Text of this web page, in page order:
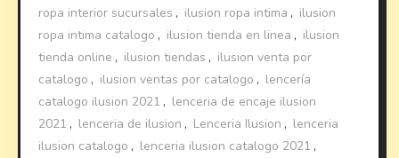
ropa interior sucursales , ilusion ropa intima , ilusion
ropa intima catalogo , ilusion tienda en linea , ilusion
tienda online , ilusion tiendas , ilusion venta por
catalogo , ilusion ventas por catalogo , lencería
catalogo ilusion 2021 , lenceria de encaje ilusion
2021 , lenceria de ilusion , Lenceria Ilusion , lenceria
ilusion catalogo , lenceria ilusion catalogo 2021 ,